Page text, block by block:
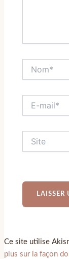
Ce site utilise
plus sur la façon